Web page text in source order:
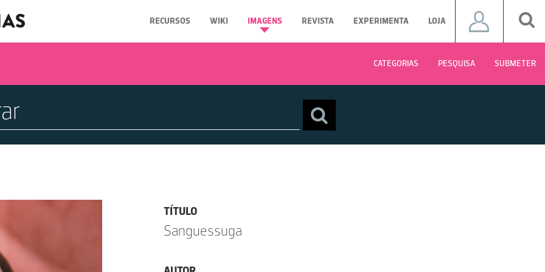
RECURSOS WIKI IMAGENS REVISTA EXPERIMENTA LOJA
CATEGORIAS PESQUISA SUBMETER
TÍTULO
Sanguessuga